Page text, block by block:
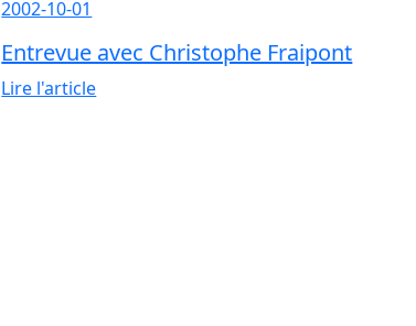
2002-10-01
Entrevue avec Christophe Fraipont
Lire l'article